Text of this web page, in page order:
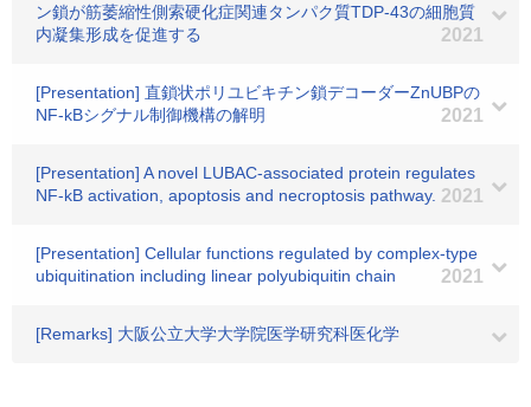
ン鎖が筋萎縮性側索硬化症関連タンパク質TDP-43の細胞質
内凝集形成を促進する
2021
[Presentation] 直鎖状ポリユビキチン鎖デコーダーZnUBPの
NF-kBシグナル制御機構の解明
2021
[Presentation] A novel LUBAC-associated protein regulates
NF-kB activation, apoptosis and necroptosis pathway. 2021
[Presentation] Cellular functions regulated by complex-type
ubiquitination including linear polyubiquitin chain
2021
[Remarks] 大阪公立大学大学院医学研究科医化学